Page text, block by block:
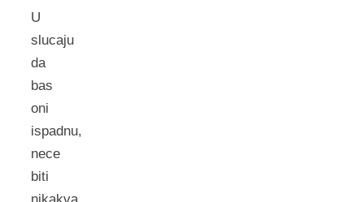
U
slucaju
da
bas
oni
ispadnu,
nece
biti